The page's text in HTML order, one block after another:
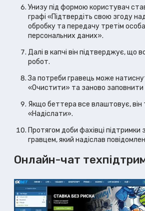
Унизу під формою користувач
графі «Підтвердіть свою згоду
обробку та передачу третім
персональних даних».
Далі в капчі він підтверджує, що
робот.
За потреби гравець може
«Очистити» та заново
Якщо беттера все влаштовує, він
«Надіслати».
Протягом доби фахівці підтримки
гравцем, який надіслав
Онлайн-чат